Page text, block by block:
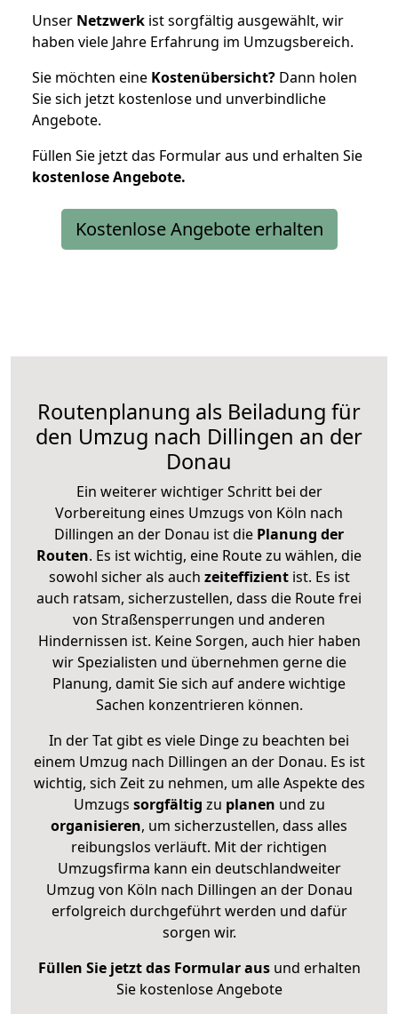
Unser Netzwerk ist sorgfältig ausgewählt, wir
haben viele Jahre Erfahrung im Umzugsbereich.
Sie möchten eine Kostenübersicht? Dann holen
Sie sich jetzt kostenlose und unverbindliche
Angebote.
Füllen Sie jetzt das Formular aus und erhalten Sie
kostenloseAngebote.
Kostenlose Angebote erhalten
Routenplanung als Beiladung für
den Umzug nach Dillingen an der
Donau
Ein weiterer wichtiger Schritt bei der
Vorbereitung eines Umzugs von Köln nach
Dillingen an der Donau ist die Planung der
Routen. Es ist wichtig, eine Route zu wählen, die
sowohl sicher als auch zeiteffizientist. Es ist
auch ratsam, sicherzustellen, dass die Route frei
von Straßensperrungen und anderen
Hindernissen ist. Keine Sorgen, auch hier haben
wir Spezialisten und übernehmen gerne die
Planung, damit Sie sich auf andere wichtige
Sachen konzentrieren können.
In der Tat gibt es viele Dinge zu beachten bei
einem Umzug nach Dillingen an der Donau. Es ist
wichtig, sich Zeit zu nehmen, um alle Aspekte des
Umzugs sorgfältig zu planen und zu
organisieren, um sicherzustellen, dass alles
reibungslos verläuft. Mit der richtigen
Umzugsfirma kann ein deutschlandweiter
Umzug von Köln nach Dillingen an der Donau
erfolgreich durchgeführt werden und dafür
sorgen wir.
Füllen Sie jetzt das Formular ausund erhalten
Sie kostenlose Angebote